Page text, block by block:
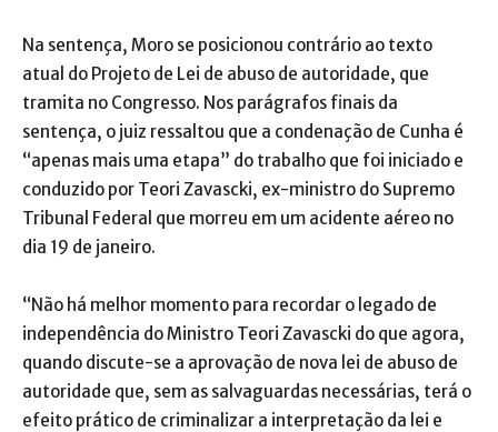
Na sentença, Moro se posicionou contrário ao texto
atual do Projeto de Lei de abuso de autoridade, que
tramita no Congresso. Nos parágrafos finais da
sentença, o juiz ressaltou que a condenação de Cunha é
“apenas mais uma etapa” do trabalho que foi iniciado e
conduzido por Teori Zavascki, ex-ministro do Supremo
Tribunal Federal que morreu em um acidente aéreo no
dia 19 de janeiro.
“Não há melhor momento para recordar o legado de
independência do Ministro Teori Zavascki do que agora,
quando discute-se a aprovação de nova lei de abuso de
autoridade que, sem as salvaguardas necessárias, terá o
efeito prático de criminalizar a interpretação da lei e